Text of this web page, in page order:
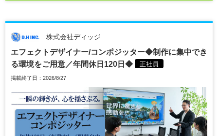
株式会社ディッジ
エフェクトデザイナー/コンポジッター◆制作に集中でき
る環境をご用意／年間休日120日◆
正社員
掲載終了日：2026/8/27